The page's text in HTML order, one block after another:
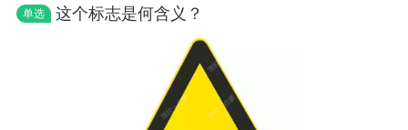
单选 这个标志是何含义？